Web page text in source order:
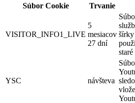
Súbor Cookie
Trvanie
VISITOR_INFO1_LIVE
5
mesiacov
27 dní
šírky
YSC návšteva